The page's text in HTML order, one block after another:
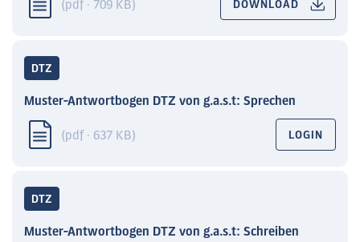
(pdf · 709 KB) DOWNLOAD
DTZ
Muster-Antwortbogen DTZ von g.a.s.t: Sprechen
(pdf · 637 KB) LOGIN
DTZ
Muster-Antwortbogen DTZ von g.a.s.t: Schreiben